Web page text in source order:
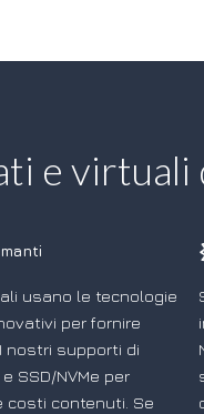
e
usano le tecnologie
per fornire
nostri supporti di
SSD/NVMe per
costi contenuti. Se